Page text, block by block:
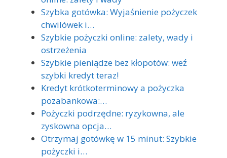
Szybka gotówka: Wyjaśnienie pożyczek
chwilówek i…
Szybkie pożyczki online: zalety, wady i
ostrzeżenia
Szybkie pieniądze bez kłopotów: weź
szybki kredyt teraz!
Kredyt krótkoterminowy a pożyczka
pozabankowa:…
Pożyczki podrzędne: ryzykowna, ale
zyskowna opcja…
Otrzymaj gotówkę w 15 minut: Szybkie
pożyczki i…